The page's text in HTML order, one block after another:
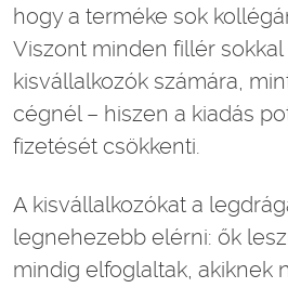
hogy a terméke sok
Viszont minden fillér sokkal
kisvállalkozók számára,
cégnél – hiszen a kiadás
fizetését csökkenti.
A kisvállalkozókat a
legnehezebb elérni: ők
mindig elfoglaltak, akiknek